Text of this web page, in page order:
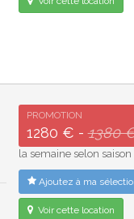
PROMOTION
1280 € -1380
la semaine selon saison
Ajoutez à ma
Voir cette location